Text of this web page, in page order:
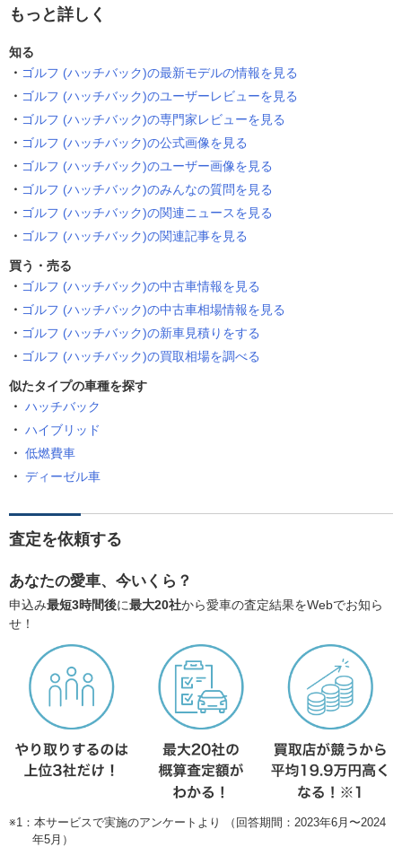
もっと詳しく
知る
ゴルフ (ハッチバック)の最新モデルの情報を見る
ゴルフ (ハッチバック)のユーザーレビューを見る
ゴルフ (ハッチバック)の専門家レビューを見る
ゴルフ (ハッチバック)の公式画像を見る
ゴルフ (ハッチバック)のユーザー画像を見る
ゴルフ (ハッチバック)のみんなの質問を見る
ゴルフ (ハッチバック)の関連ニュースを見る
ゴルフ (ハッチバック)の関連記事を見る
買う・売る
ゴルフ (ハッチバック)の中古車情報を見る
ゴルフ (ハッチバック)の中古車相場情報を見る
ゴルフ (ハッチバック)の新車見積りをする
ゴルフ (ハッチバック)の買取相場を調べる
似たタイプの車種を探す
ハッチバック
ハイブリッド
低燃費車
ディーゼル車
査定を依頼する
あなたの愛車、今いくら？
申込み最短3時間後に最大20社から愛車の査定結果をWebでお知ら
せ！
※1：本サービスで実施のアンケートより （回答期間：2023年6月〜2024
年5月）